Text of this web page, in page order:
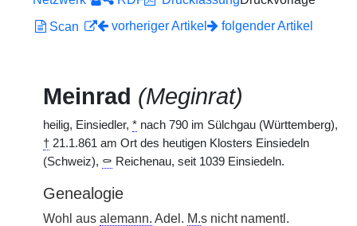
Scan
vorheriger Artikel folgender Artikel
Meinrad (Meginrat)
heilig, Einsiedler, * nach 790 im Sülchgau (Württemberg),
† 21.1.861 am Ort des heutigen Klosters Einsiedeln
(Schweiz), ⚰ Reichenau, seit 1039 Einsiedeln.
Genealogie
Wohl aus alemann. Adel. M.s nicht namentl.